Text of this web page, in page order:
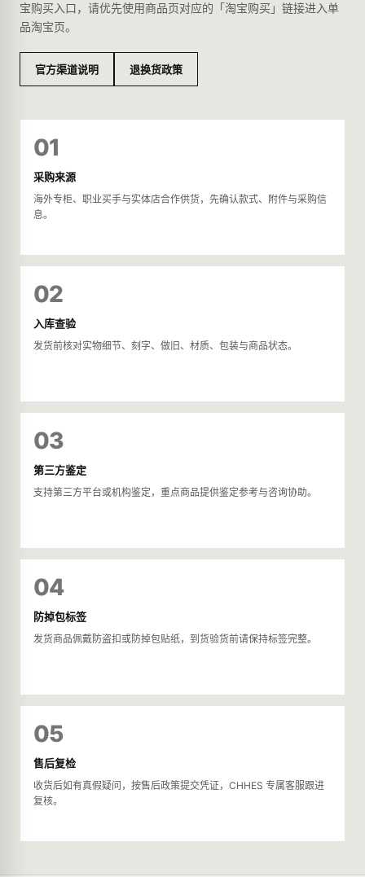
宝购买入口，请优先使用商品页对应的「淘宝购买」链接进入单
品淘宝页。
官方渠道说明 退换货政策
01
采购来源
海外专柜、职业买手与实体店合作供货，先确认款式、附件与采购信
息。
02
入库查验
发货前核对实物细节、刻字、做旧、材质、包装与商品状态。
03
第三方鉴定
支持第三方平台或机构鉴定，重点商品提供鉴定参考与咨询协助。
04
防掉包标签
发货商品佩戴防盗扣或防掉包贴纸，到货验货前请保持标签完整。
05
售后复检
收货后如有真假疑问，按售后政策提交凭证，CHHES 专属客服跟进
复核。